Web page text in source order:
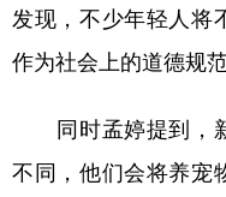
发现，不少年轻人将
作为社会上的道德规范
同时孟婷提到，新
不同，他们会将养宠